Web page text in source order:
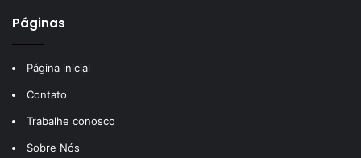
Páginas
Página inicial
Contato
Trabalhe conosco
Sobre Nós